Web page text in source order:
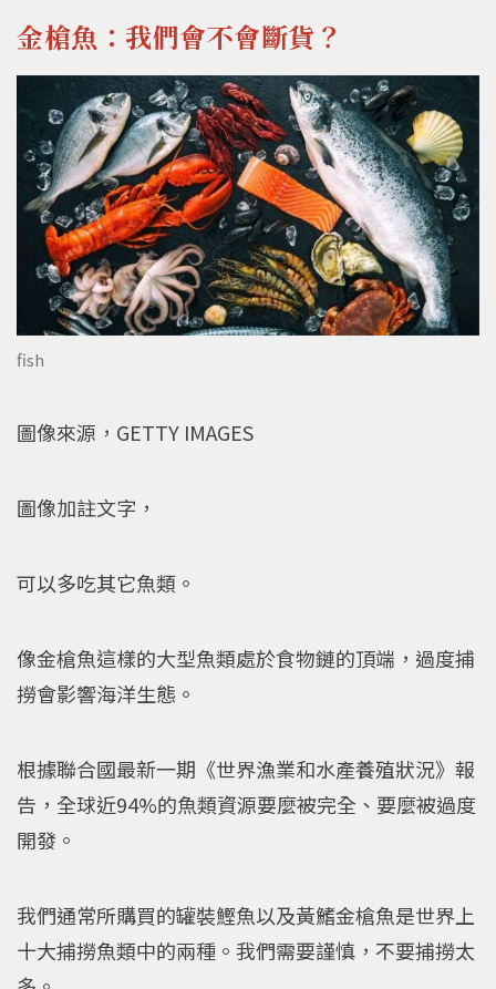
金槍魚：我們會不會斷貨？
fish
圖像來源，GETTY IMAGES
圖像加註文字，
可以多吃其它魚類。
像金槍魚這樣的大型魚類處於食物鏈的頂端，過度捕
撈會影響海洋生態。
根據聯合國最新一期《世界漁業和水產養殖狀況》報
告，全球近94%的魚類資源要麼被完全、要麼被過度
開發。
我們通常所購買的罐裝鰹魚以及黃鰭金槍魚是世界上
十大捕撈魚類中的兩種。我們需要謹慎，不要捕撈太